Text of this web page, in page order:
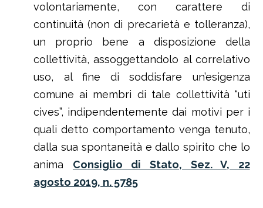
volontariamente, con carattere di
continuità (non di precarietà e tolleranza),
un proprio bene a disposizione della
collettività, assoggettandolo al correlativo
uso, al fine di soddisfare un’esigenza
comune ai membri di tale collettività “uti
cives”, indipendentemente dai motivi per i
quali detto comportamento venga tenuto,
dalla sua spontaneità e dallo spirito che lo
anima Consiglio di Stato, Sez. V, 22
agosto 2019, n. 5785